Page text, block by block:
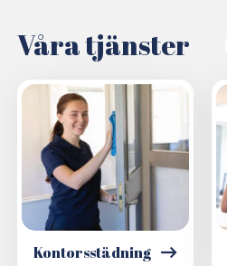
Våra tjänster
Kontorsstädning